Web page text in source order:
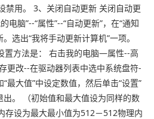
禁用。 3、关闭自动更新 关闭自动更
电脑”--“属性”--“自动更新”，在“通知
选出“我将手动更新计算机”一项。
置方法是： 右击我的电脑—属性--高
更改--在驱动器列表中选中系统盘符-
最大值”中设定数值，然后单击“设置”
出。 （初始值和最大值设为同样的数
存设为最大最小值为512－512物理内